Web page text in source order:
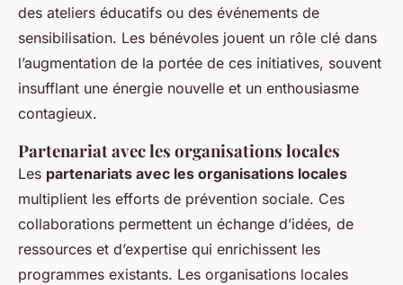
des ateliers éducatifs ou des événements de
sensibilisation. Les bénévoles jouent un rôle clé dans
l’augmentation de la portée de ces initiatives, souvent
insufflant une énergie nouvelle et un enthousiasme
contagieux.
Partenariat avec les organisations locales
Les partenariats avec les organisations locales
multiplient les efforts de prévention sociale. Ces
collaborations permettent un échange d’idées, de
ressources et d’expertise qui enrichissent les
programmes existants. Les organisations locales